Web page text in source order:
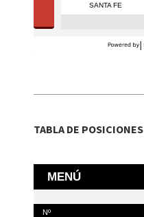
TABLA DE POSICIONES